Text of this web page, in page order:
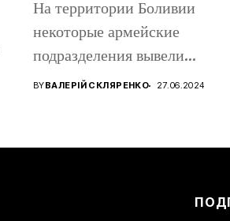
На территории Боливии
некоторые армейские
подразделения вывели
бронетехнику на
BYВАЛЕРІЙ СКЛЯРЕНКО 27.06.2024